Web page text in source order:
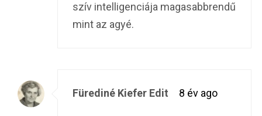
szív intelligenciája magasabbrendű
mint az agyé.
Fürediné Kiefer Edit 8 év ago